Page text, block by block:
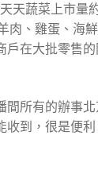
天蔬菜上市量
肉、雞蛋、海
戶在大批零售
間所有的辦事
收到，很是便